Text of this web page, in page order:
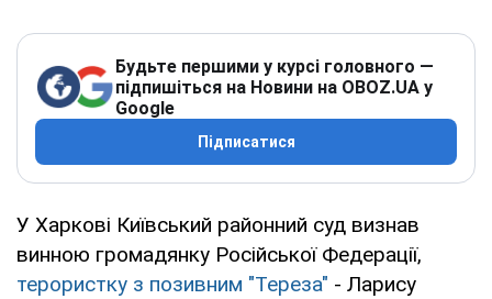
Будьте першими у курсі головного —
підпишіться на Новини на OBOZ.UA у
Google
Підписатися
У Харкові Київський районний суд визнав
винною громадянку Російської Федерації,
терористку з позивним "Тереза" - Ларису